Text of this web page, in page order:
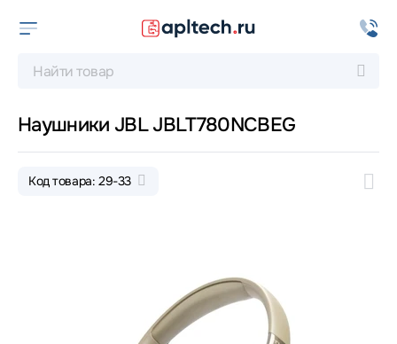
Наушники JBL JBLT780NCBEG
Код товара: 29-33